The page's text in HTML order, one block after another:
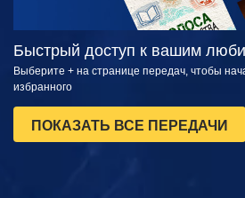
Быстрый доступ к вашим
Выберите + на странице передач, чтобы
избранного
ПОКАЗАТЬ ВСЕ ПЕРЕДАЧИ